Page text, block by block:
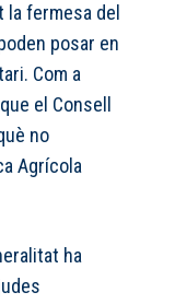
fermesa del
posar en
Com a
el Consell
no
Agrícola
ha